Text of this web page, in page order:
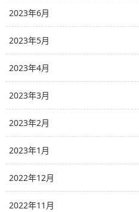
2023年6月
2023年5月
2023年4月
2023年3月
2023年2月
2023年1月
2022年12月
2022年11月